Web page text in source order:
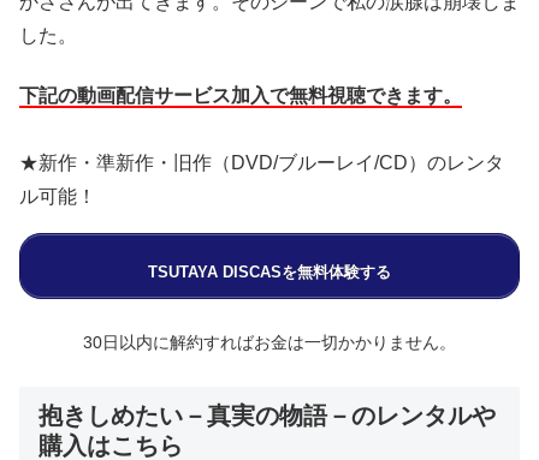
した。
下記の動画配信サービス加入で無料視聴できます。
★新作・準新作・旧作（DVD/ブルーレイ/CD）のレンタ
ル可能！
TSUTAYA DISCASを無料体験する
30日以内に解約すればお金は一切かかりません。
抱きしめたい－真実の物語－のレンタルや
購入はこちら